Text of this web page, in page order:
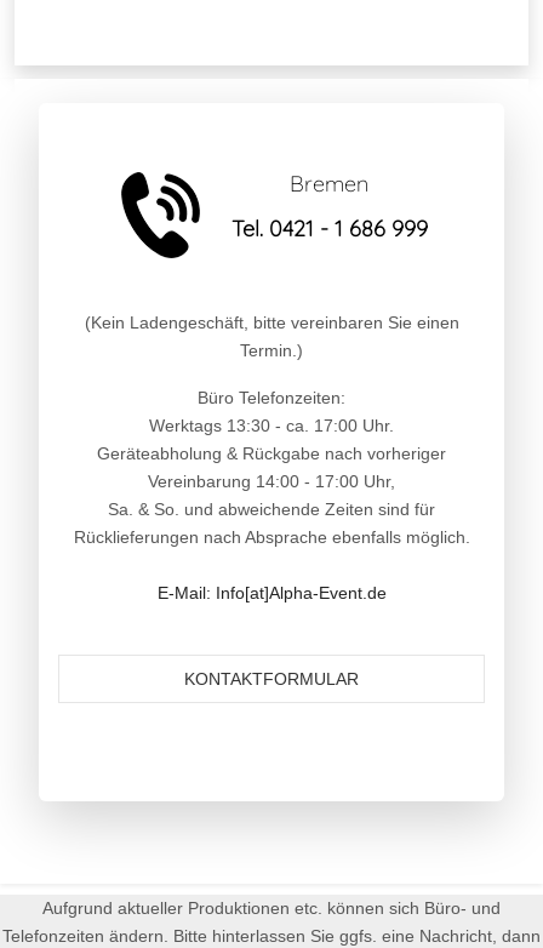
Bremen
Tel. 0421 - 1 686 999
(Kein Ladengeschäft, bitte vereinbaren Sie einen
Termin.)
Büro Telefonzeiten:
Werktags 13:30 - ca. 17:00 Uhr.
Geräteabholung & Rückgabe nach vorheriger
Vereinbarung 14:00 - 17:00 Uhr,
Sa. & So. und abweichende Zeiten sind für
Rücklieferungen nach Absprache ebenfalls möglich.
E-Mail: Info[at]Alpha-Event.de
KONTAKTFORMULAR
Aufgrund aktueller Produktionen etc. können sich Büro- und
Telefonzeiten ändern. Bitte hinterlassen Sie ggfs. eine Nachricht, dann